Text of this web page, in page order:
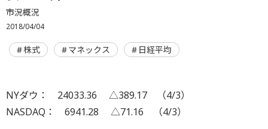
市況概況
2018/04/04
株式 マネックス 日経平均
NYダウ： 24033.36 △389.17 （4/3）
NASDAQ： 6941.28 △71.16 （4/3）